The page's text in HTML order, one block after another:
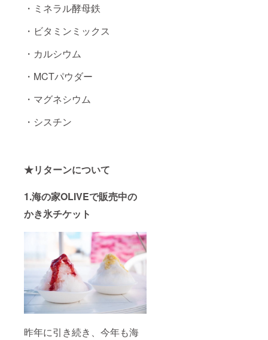
・ミネラル酵母鉄
・ビタミンミックス
・カルシウム
・MCTパウダー
・マグネシウム
・シスチン
★リターンについて
1.海の家OLIVEで販売中の
かき氷チケット
昨年に引き続き、今年も海